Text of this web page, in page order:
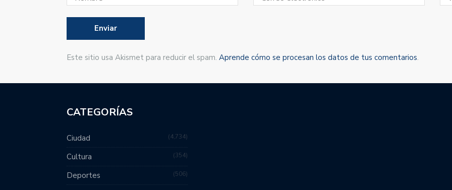
Este sitio usa Akismet para reducir el spam. Aprende cómo se procesan los datos de tus comentarios.
CATEGORÍAS
Ciudad 4,734
Cultura 354
Deportes 506